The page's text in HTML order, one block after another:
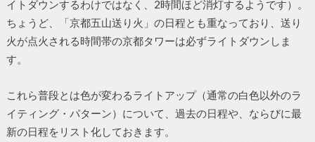
イトダウンするわけではなく、2時間ほど消灯するようです）。
ちょうど、「京都五山送り火」の日程とも重なっており、送り
火が点火される時間帯の京都タワーは必ずライトダウンしま
す。
これら普段とは色が変わるライトアップ（通常の白色以外のラ
イティング・パターン）について、過去の日程や、ならびに最
新の日程をリスト化しておきます。